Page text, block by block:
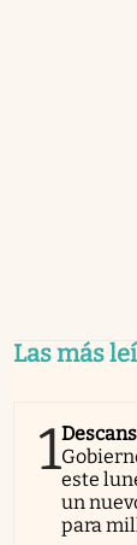
Las más
1este
un
para